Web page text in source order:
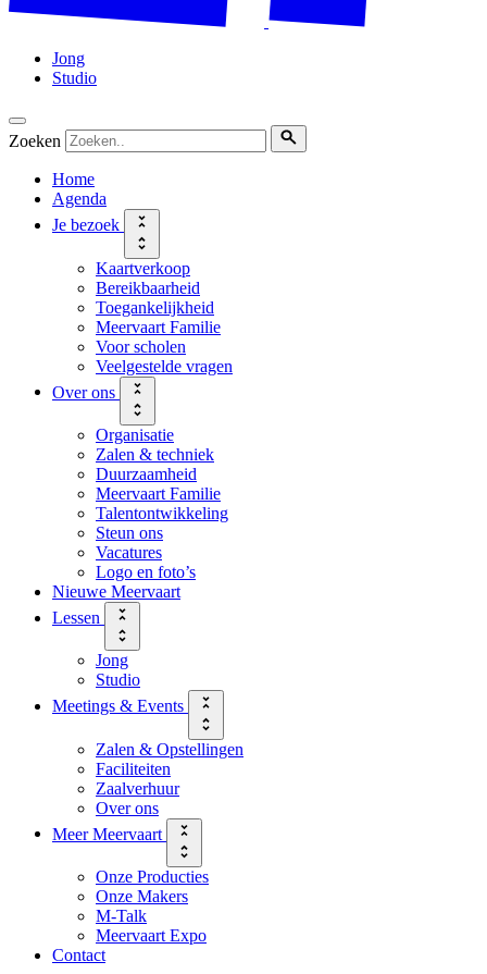
Jong
Studio
Zoeken
Home
Agenda
Je bezoek
Kaartverkoop
Bereikbaarheid
Toegankelijkheid
Meervaart Familie
Voor scholen
Veelgestelde vragen
Over ons
Organisatie
Zalen & techniek
Duurzaamheid
Meervaart Familie
Talentontwikkeling
Steun ons
Vacatures
Logo en foto’s
Nieuwe Meervaart
Lessen
Jong
Studio
Meetings & Events
Zalen & Opstellingen
Faciliteiten
Zaalverhuur
Over ons
Meer Meervaart
Onze Producties
Onze Makers
M-Talk
Meervaart Expo
Contact